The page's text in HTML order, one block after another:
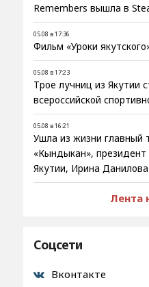
Remembers вышла в
05.08 в 17:36
Фильм «Уроки
05.08 в 17:23
Трое лучниц из Якутии
всероссийской
05.08 в 16:21
Ушла из жизни главный
«Кындыкан»,
Якутии, Ирина Данилова
Лента
Соцсети
Вконтакте